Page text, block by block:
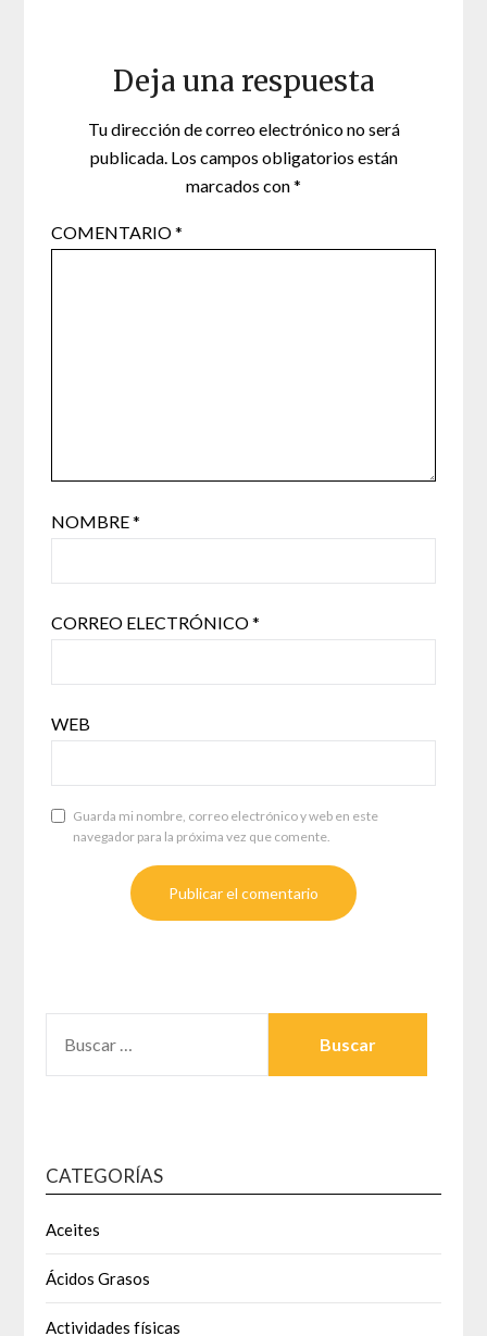
Deja una respuesta
Tu dirección de correo electrónico no será
publicada. Los campos obligatorios están
marcados con*
COMENTARIO*
NOMBRE*
CORREO ELECTRÓNICO*
WEB
Guarda mi nombre, correo electrónico y web en este
navegador para la próxima vez que comente.
CATEGORÍAS
Aceites
Ácidos Grasos
Actividades físicas